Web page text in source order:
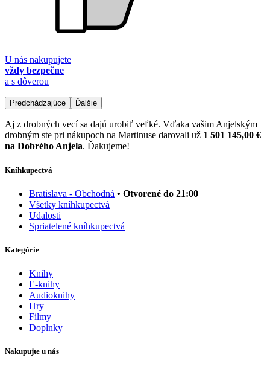
U nás nakupujete
vždy bezpečne
a s dôverou
Predchádzajúce Ďalšie
Aj z drobných vecí sa dajú urobiť veľké. Vďaka vašim Anjelským
drobným ste pri nákupoch na Martinuse darovali už 1 501 145,00 €
na Dobrého Anjela. Ďakujeme!
Kníhkupectvá
Bratislava - Obchodná • Otvorené do 21:00
Všetky kníhkupectvá
Udalosti
Spriatelené kníhkupectvá
Kategórie
Knihy
E-knihy
Audioknihy
Hry
Filmy
Doplnky
Nakupujte u nás